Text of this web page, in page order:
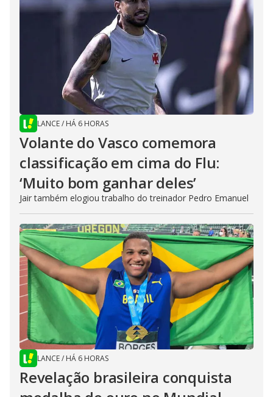
LANCE/ HÁ 6 HORAS
Volante do Vasco comemora
classificação em cima do Flu:
‘Muito bom ganhar deles’
Jair também elogiou trabalho do treinador Pedro Emanuel
LANCE/ HÁ 6 HORAS
Revelação brasileira conquista